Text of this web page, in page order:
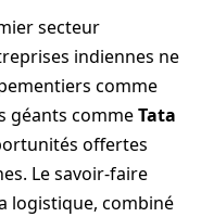
secteur
indiennes ne
comme
géants commeTata
offertes
Le savoir-faire
logistique, combiné